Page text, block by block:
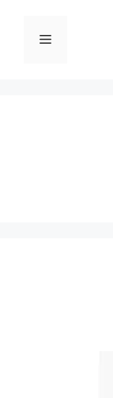
القائمة